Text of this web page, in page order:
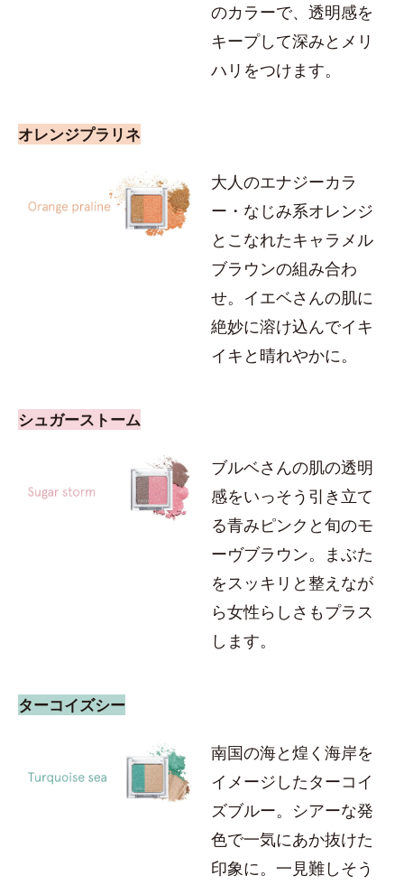
のカラーで、透明感を
キープして深みとメリ
ハリをつけます。
オレンジプラリネ
大人のエナジーカラ
ー・なじみ系オレンジ
とこなれたキャラメル
ブラウンの組み合わ
せ。イエベさんの肌に
絶妙に溶け込んでイキ
イキと晴れやかに。
シュガーストーム
ブルベさんの肌の透明
感をいっそう引き立て
る青みピンクと旬のモ
ーヴブラウン。まぶた
をスッキリと整えなが
ら女性らしさもプラス
します。
ターコイズシー
南国の海と煌く海岸を
イメージしたターコイ
ズブルー。シアーな発
色で一気にあか抜けた
印象に。一見難しそう